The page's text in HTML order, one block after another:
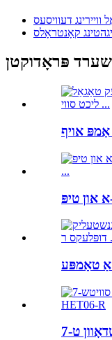
דעוויסעס
קאָנטראָלס
פּראָדוקטן